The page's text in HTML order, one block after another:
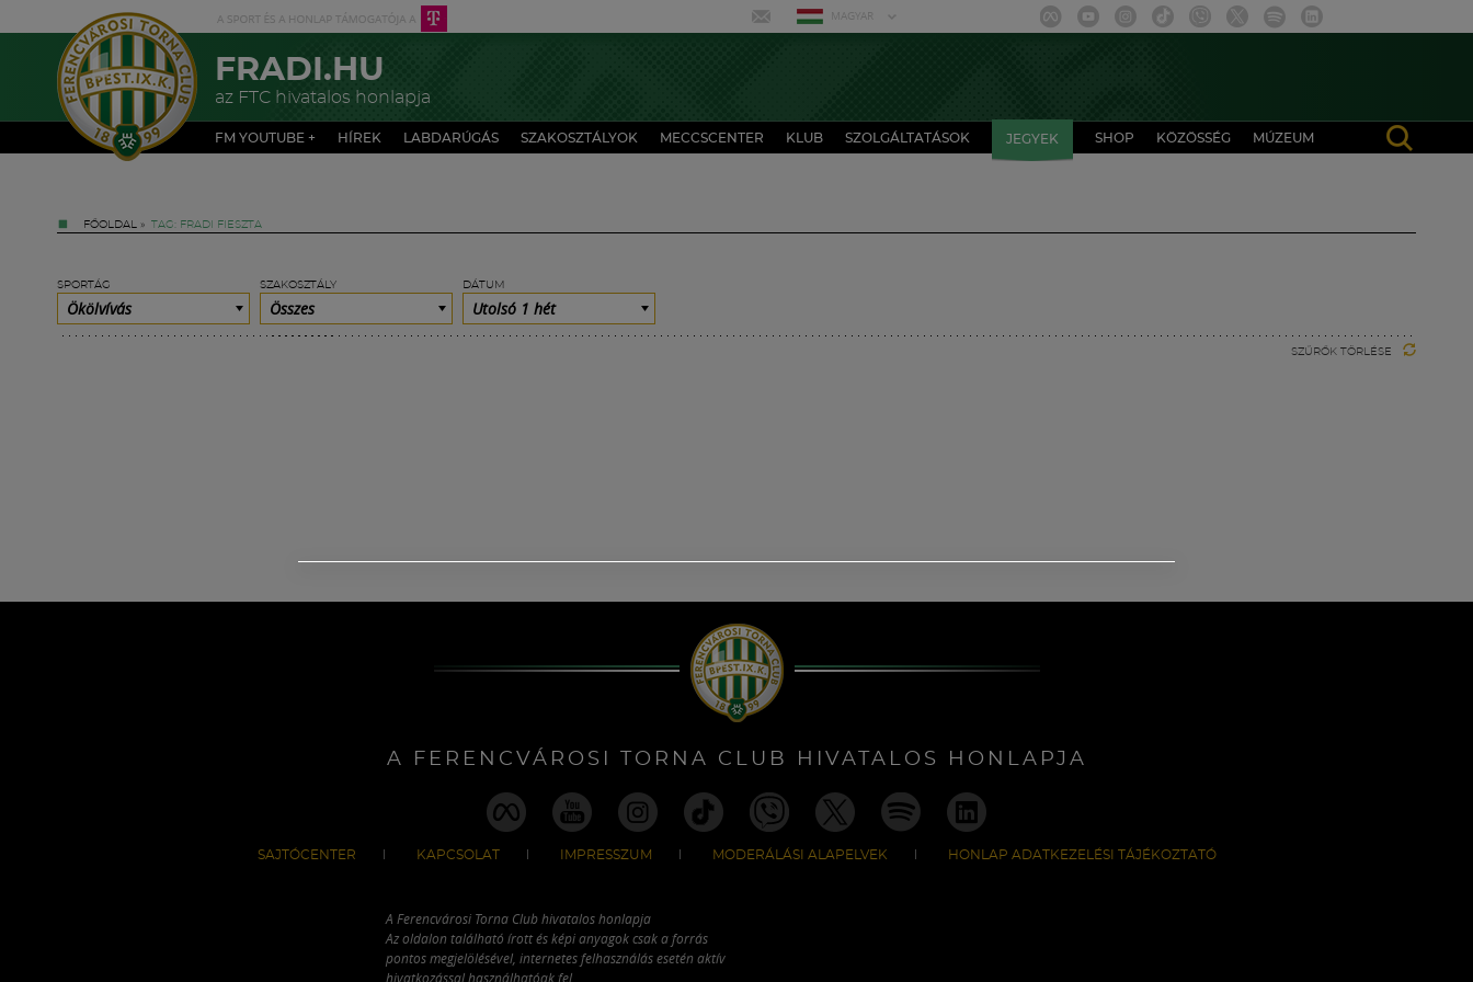
MAGYAR
FRADI.HU
az FTC hivatalos honlapja
FM YOUTUBE + HÍREK LABDARÚGÁS SZAKOSZTÁLYOK MECCSCENTER KLUB SZOLGÁLTATÁSOK JEGYEK SHOP KÖZÖSSÉG MÚZEUM
FŐOLDAL » TAG: FRADI FIESZTA
SPORTÁG
Ökölvívás
SZAKOSZTÁLY
Összes
DÁTUM
Utolsó 1 hét
SZŰRŐK TÖRLÉSE
A FERENCVÁROSI TORNA CLUB HIVATALOS HONLAPJA
SAJTÓCENTER KAPCSOLAT IMPRESSZUM MODERÁLÁSI ALAPELVEK HONLAP ADATKEZELÉSI TÁJÉKOZTATÓ
A Ferencvárosi Torna Club hivatalos honlapja
Az oldalon található írott és képi anyagok csak a forrás
pontos megjelölésével, internetes felhasználás esetén aktív
hivatkozással használhatóak fel.